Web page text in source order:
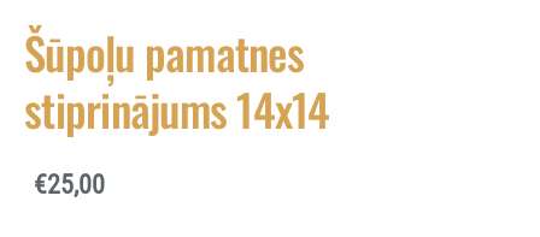
Šūpoļu pamatnes
stiprinājums 14x14
€25,00